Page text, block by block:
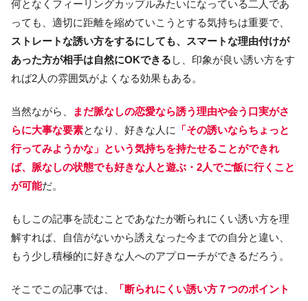
何となくフィーリングカップルみたいになっている二人であ
っても、適切に距離を縮めていこうとする気持ちは重要で、
ストレートな誘い方をするにしても、スマートな理由付けが
あった方が相手は自然にOKできる し、印象が良い誘い方をす
れば2人の雰囲気がよくなる効果もある。
当然ながら、
まだ脈なしの恋愛なら誘う理由や会う口実がさ
らに大事な要素となり、好きな人に
「その誘いならちょっと
行ってみようかな」という気持ちを持たせることができれ
ば、脈なしの状態でも好きな人と遊ぶ・2人でご飯に行くこと
が可能だ。
もしこの記事を読むことであなたが断られにくい誘い方を理
解すれば、自信がないから誘えなった今までの自分と違い、
もう少し積極的に好きな人へのアプローチができるだろう。
そこでこの記事では、
「断られにくい誘い方７つのポイント